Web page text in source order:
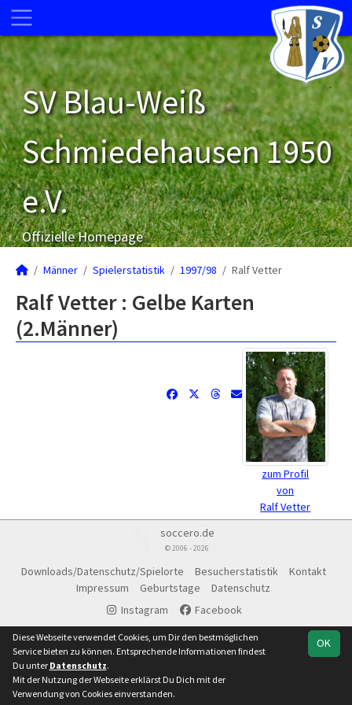
SV Blau-Weiß
Schmiedehausen 1950
e.V.
Offizielle Homepage
Männer Spielerstatistik 1997/98 Ralf Vetter
Ralf Vetter : Gelbe Karten
(2.Männer)
zum Profil
von
Ralf Vetter
soccero.de
© 2006 - 2026
Downloads/Datenschutz/Spielorte Besucherstatistik
Kontakt
Impressum
Geburtstage
Datenschutz
Instagram
Facebook
OK
Diese Webseite verwendet Cookies, um Dir den bestmöglichen
Service bieten zu können. Entsprechende Informationen findest
Du unter Datenschutz.
Mit der Nutzung der Webseite erklärst Du Dich mit der
Verwendung von Cookies einverstanden.